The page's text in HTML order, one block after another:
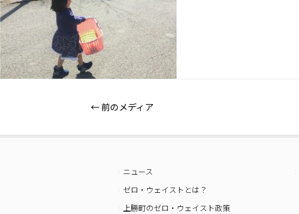
←前のメディア
ニュース
ゼロ・ウェイストとは？
上勝町のゼロ・ウェイスト政策